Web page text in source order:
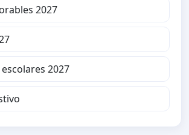
2027
2027